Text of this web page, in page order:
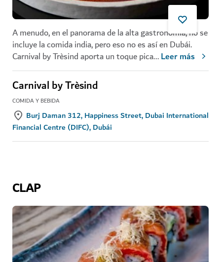
A menudo, en el panorama de la alta gastronomía, no se
incluye la comida india, pero eso no es así en Dubái.
Carnival by Trèsind aporta un toque pica...Leer más
Carnival by Trèsind
COMIDA Y BEBIDA
Burj Daman 312, Happiness Street, Dubai International
Financial Centre (DIFC), Dubái
CLAP